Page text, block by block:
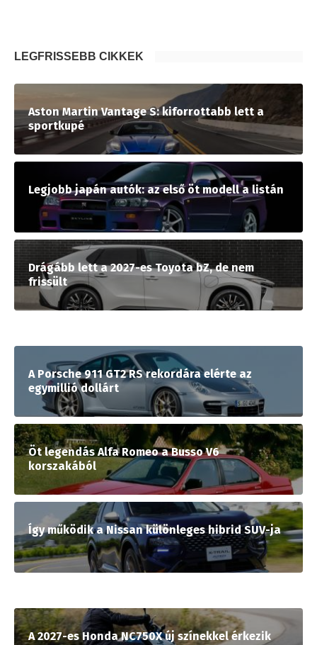
LEGFRISSEBB CIKKEK
Aston Martin Vantage S: kiforrottabb lett a
sportkupé
Legjobb japán autók: az első öt modell a listán
Drágább lett a 2027-es Toyota bZ, de nem
frissült
A Porsche 911 GT2 RS rekordára elérte az
egymillió dollárt
Öt legendás Alfa Romeo a Busso V6
korszakából
Így működik a Nissan különleges hibrid SUV-ja
A 2027-es Honda NC750X új színekkel érkezik